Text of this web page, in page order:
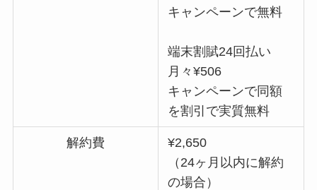
キャンペーンで無料
端末割賦24回払い
月々¥506
キャンペーンで同額
を割引で実質無料
解約費
¥2,650
（24ヶ月以内に解約
の場合）